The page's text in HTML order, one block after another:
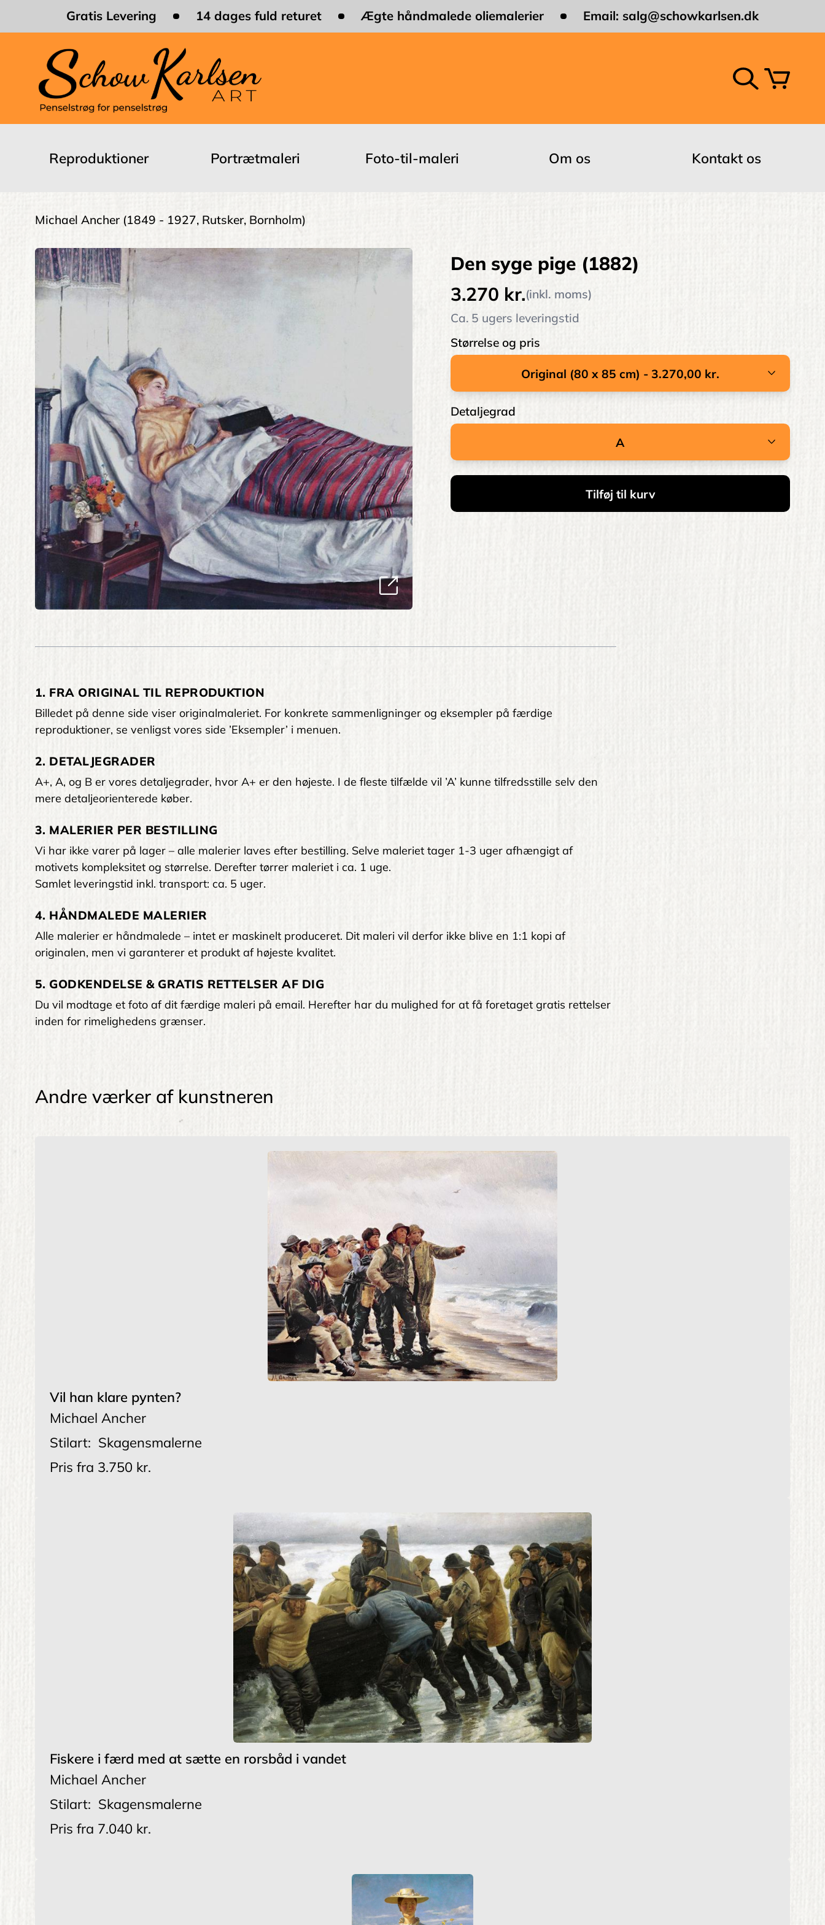
Gratis Levering 14 dages fuld returet Ægte håndmalede oliemalerier Email: salg@schowkarlsen.dk
Reproduktioner Portrætmaleri Foto-til-maleri Om os Kontakt os
Brødkrumme
Michael Ancher (1849 - 1927, Rutsker, Bornholm)
Den syge pige (1882)
3.270 kr.(inkl. moms)
Ca. 5 ugers leveringstid
Størrelse og pris
Detaljegrad
1. FRA ORIGINAL TIL REPRODUKTION
Billedet på denne side viser originalmaleriet. For konkrete sammenligninger og eksempler på færdige
reproduktioner, se venligst vores side ’Eksempler’ i menuen.
2. DETALJEGRADER
A+, A, og B er vores detaljegrader, hvor A+ er den højeste. I de fleste tilfælde vil ’A’ kunne tilfredsstille selv den
mere detaljeorienterede køber.
3. MALERIER PER BESTILLING
Vi har ikke varer på lager – alle malerier laves efter bestilling. Selve maleriet tager 1-3 uger afhængigt af
motivets kompleksitet og størrelse. Derefter tørrer maleriet i ca. 1 uge.
Samlet leveringstid inkl. transport: ca. 5 uger.
4. HÅNDMALEDE MALERIER
Alle malerier er håndmalede – intet er maskinelt produceret. Dit maleri vil derfor ikke blive en 1:1 kopi af
originalen, men vi garanterer et produkt af højeste kvalitet.
5. GODKENDELSE & GRATIS RETTELSER AF DIG
Du vil modtage et foto af dit færdige maleri på email. Herefter har du mulighed for at få foretaget gratis rettelser
inden for rimelighedens grænser.
Andre værker af kunstneren
Vil han klare pynten?
Michael Ancher
Stilart: Skagensmalerne
Pris fra 3.750 kr.
Fiskere i færd med at sætte en rorsbåd i vandet
Michael Ancher
Stilart: Skagensmalerne
Pris fra 7.040 kr.